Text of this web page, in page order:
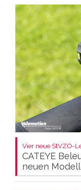
Vier neue StVZO-
CATEYE
neuen